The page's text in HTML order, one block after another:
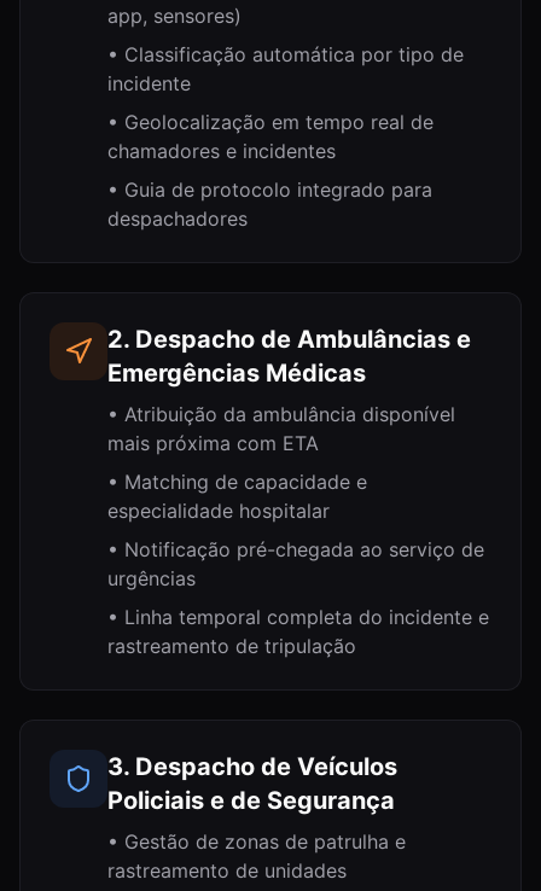
app, sensores)
• Classificação automática por tipo de
incidente
• Geolocalização em tempo real de
chamadores e incidentes
• Guia de protocolo integrado para
despachadores
2. Despacho de Ambulâncias e
Emergências Médicas
• Atribuição da ambulância disponível
mais próxima com ETA
• Matching de capacidade e
especialidade hospitalar
• Notificação pré-chegada ao serviço de
urgências
• Linha temporal completa do incidente e
rastreamento de tripulação
3. Despacho de Veículos
Policiais e de Segurança
• Gestão de zonas de patrulha e
rastreamento de unidades